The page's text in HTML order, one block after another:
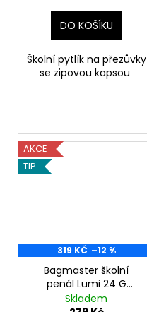
DO KOŠÍKU
Školní pytlík na přezůvky
se zipovou kapsou
AKCE
TIP
319 KČ –12 %
Bagmaster školní
penál Lumi 24 G
pejsek růžový
Skladem